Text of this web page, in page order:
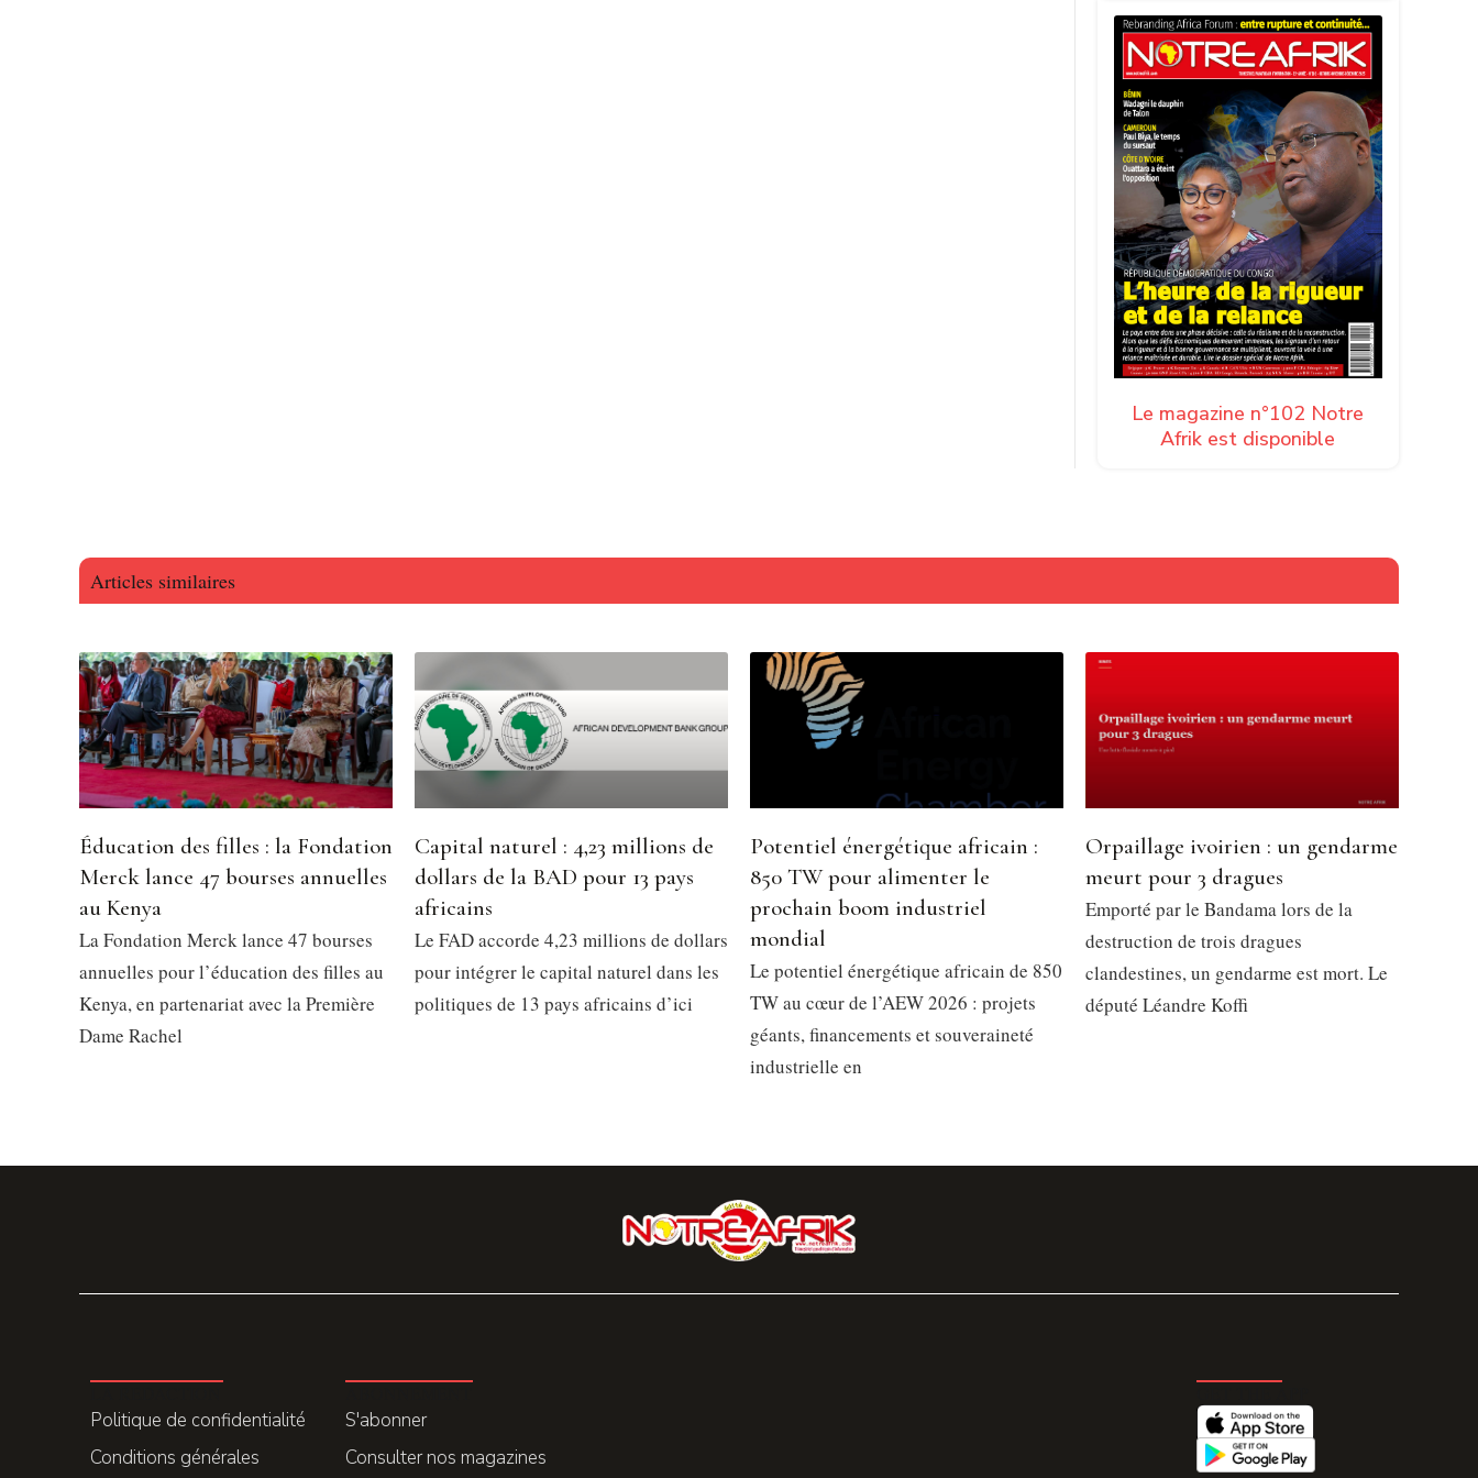
Le magazine n°102 Notre
Afrik est disponible
Articles similaires
Éducation des filles : la Fondation
Merck lance 47 bourses annuelles
au Kenya
La Fondation Merck lance 47 bourses
annuelles pour l’éducation des filles au
Kenya, en partenariat avec la Première
Dame Rachel
Capital naturel : 4,23 millions de
dollars de la BAD pour 13 pays
africains
Le FAD accorde 4,23 millions de dollars
pour intégrer le capital naturel dans les
politiques de 13 pays africains d’ici
Potentiel énergétique africain :
850 TW pour alimenter le
prochain boom industriel
mondial
Le potentiel énergétique africain de 850
TW au cœur de l’AEW 2026 : projets
géants, financements et souveraineté
industrielle en
Orpaillage ivoirien : un gendarme
meurt pour 3 dragues
Emporté par le Bandama lors de la
destruction de trois dragues
clandestines, un gendarme est mort. Le
député Léandre Koffi
Politique de confidentialité
Conditions générales
S'abonner
Consulter nos magazines